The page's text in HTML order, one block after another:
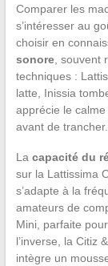
Comparer les
s’intéresser au
choisir en
sonore, souvent
techniques :
latte, Inissia
apprécie le
avant de trancher.
La capacité du
sur la Lattissima
s’adapte à la
amateurs de
Mini, parfaite
l’inverse, la Citiz
intègre un